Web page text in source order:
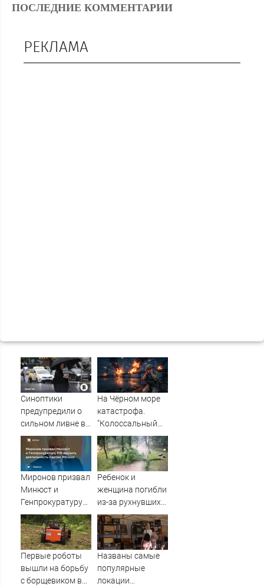
ПОСЛЕДНИЕ КОММЕНТАРИИ
РЕКЛАМА
Синоптики
предупредили о
сильном ливне в
Москве 7 августа
На Чёрном море
катастрофа.
"Колоссальный
удар": Такого не
было за всю СВО
Миронов призвал
Минюст и
Генпрокуратуру
РФ изучить
деятельность
партии Яблоко
Ребенок и
женщина погибли
из-за рухнувших
деревьев во
время урагана в
Смоленске -
Новости на
Первые роботы
вышли на борьбу
с борщевиком в
Названы самые
популярные
локации